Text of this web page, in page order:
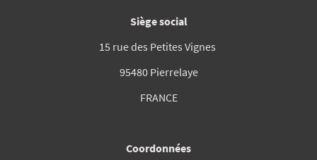
Siège social
15 rue des Petites Vignes
95480 Pierrelaye
FRANCE
Coordonnées